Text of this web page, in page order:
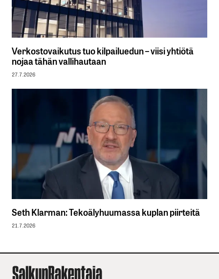
Verkostovaikutus tuo kilpailuedun – viisi yhtiötä
nojaa tähän vallihautaan
27.7.2026
Seth Klarman: Tekoälyhuumassa kuplan piirteitä
21.7.2026